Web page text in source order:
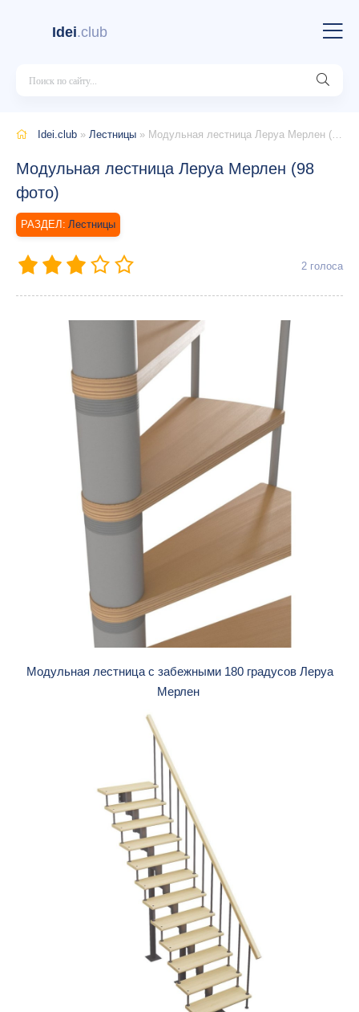
Idei.club
Idei.club » Лестницы » Модульная лестница Леруа Мерлен (98 фото)
Модульная лестница Леруа Мерлен (98
фото)
Лестницы
2 голоса
Модульная лестница с забежными 180 градусов Леруа
Мерлен